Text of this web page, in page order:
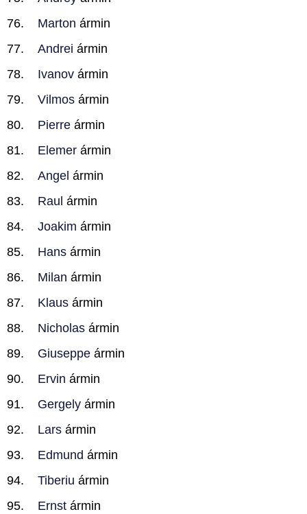
Marton ármin
Andrei ármin
Ivanov ármin
Vilmos ármin
Pierre ármin
Elemer ármin
Angel ármin
Raul ármin
Joakim ármin
Hans ármin
Milan ármin
Klaus ármin
Nicholas ármin
Giuseppe ármin
Ervin ármin
Gergely ármin
Lars ármin
Edmund ármin
Tiberiu ármin
Ernst ármin